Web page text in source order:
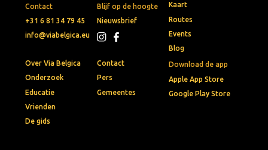
Contact
+31 6 81 34 79 45
info@viabelgica.eu
Blijf op de hoogte
Nieuwsbrief
Download de app
Apple App Store
Google Play Store
Kaart
Routes
Events
Blog
Over Via Belgica
Onderzoek
Educatie
Vrienden
De gids
Contact
Pers
Gemeentes